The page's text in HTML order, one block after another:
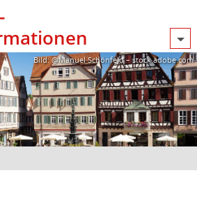
Bild: @Manuel Schönfeld – stock.adobe.com